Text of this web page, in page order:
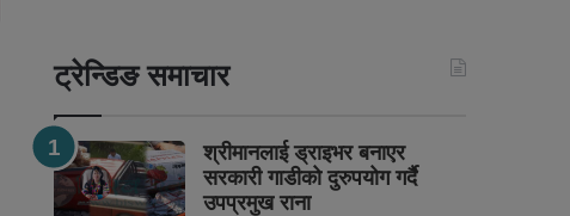
ट्रेन्डिङ समाचार
श्रीमानलाई ड्राइभर बनाएर
सरकारी गाडीको दुरुपयोग गर्दै
उपप्रमुख राना